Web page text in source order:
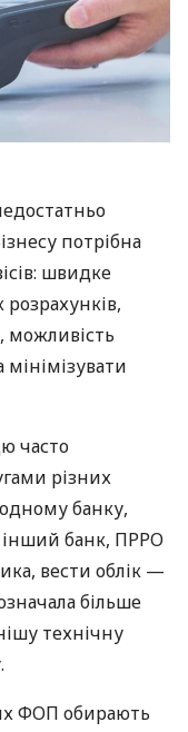
потрібна
швидке
можливість
часто
різних
банку,
інший банк, ПРРО
вести облік —
більше
технічну
ФОП обирають